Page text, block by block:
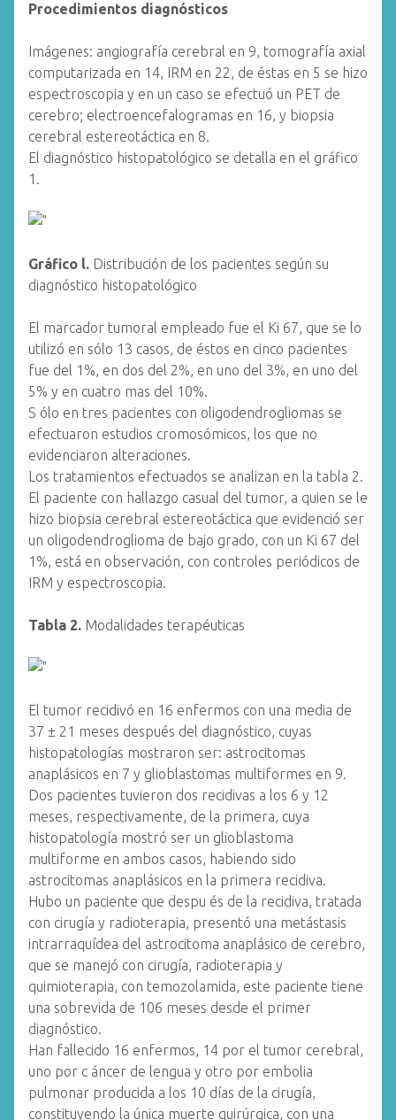
Procedimientos diagnósticos
Imágenes: angiografía cerebral en 9, tomografía axial
computarizada en 14, IRM en 22, de éstas en 5 se hizo
espectroscopia y en un caso se efectuó un PET de
cerebro; electroencefalogramas en 16, y biopsia
cerebral estereotáctica en 8.
El diagnóstico histopatológico se detalla en el gráfico
1.
Gráfico l. Distribución de los pacientes según su
diagnóstico histopatológico
El marcador tumoral empleado fue el Ki 67, que se lo
utilizó en sólo 13 casos, de éstos en cinco pacientes
fue del 1%, en dos del 2%, en uno del 3%, en uno del
5% y en cuatro mas del 10%.
S ólo en tres pacientes con oligodendrogliomas se
efectuaron estudios cromosómicos, los que no
evidenciaron alteraciones.
Los tratamientos efectuados se analizan en la tabla 2.
El paciente con hallazgo casual del tumor, a quien se le
hizo biopsia cerebral estereotáctica que evidenció ser
un oligodendroglioma de bajo grado, con un Ki 67 del
1%, está en observación, con controles periódicos de
IRM y espectroscopia.
Tabla 2. Modalidades terapéuticas
El tumor recidivó en 16 enfermos con una media de
37 ± 21 meses después del diagnóstico, cuyas
histopatologías mostraron ser: astrocitomas
anaplásicos en 7 y glioblastomas multiformes en 9.
Dos pacientes tuvieron dos recidivas a los 6 y 12
meses, respectivamente, de la primera, cuya
histopatología mostró ser un glioblastoma
multiforme en ambos casos, habiendo sido
astrocitomas anaplásicos en la primera recidiva.
Hubo un paciente que despu és de la recidiva, tratada
con cirugía y radioterapia, presentó una metástasis
intrarraquídea del astrocitoma anaplásico de cerebro,
que se manejó con cirugía, radioterapia y
quimioterapia, con temozolamida, este paciente tiene
una sobrevida de 106 meses desde el primer
diagnóstico.
Han fallecido 16 enfermos, 14 por el tumor cerebral,
uno por c áncer de lengua y otro por embolia
pulmonar producida a los 10 días de la cirugía,
constituyendo la única muerte quirúrgica, con una